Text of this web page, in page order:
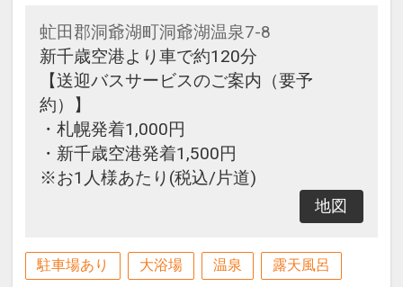
虻田郡洞爺湖町洞爺湖温泉7-8
新千歳空港より車で約120分
【送迎バスサービスのご案内（要予
約）】
・札幌発着1,000円
・新千歳空港発着1,500円
※お1人様あたり(税込/片道)
地図
駐車場あり 大浴場 温泉 露天風呂